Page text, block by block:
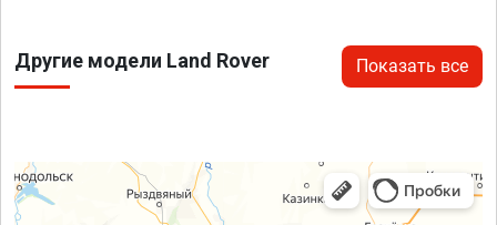
Другие модели Land Rover Показать все